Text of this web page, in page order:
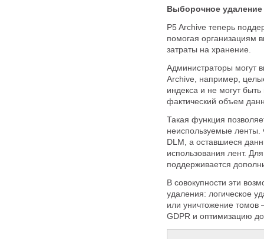
Выборочное удаление
P5 Archive теперь
помогая организациям
затраты на хранение.
Администраторы могут
Archive, например,
индекса и не могут
фактический объем
Такая функция
неиспользуемые
DLM, а оставшиеся
использования лент.
поддерживается
В совокупности эти
удаления: логическое
или уничтожение томов
GDPR и оптимизацию